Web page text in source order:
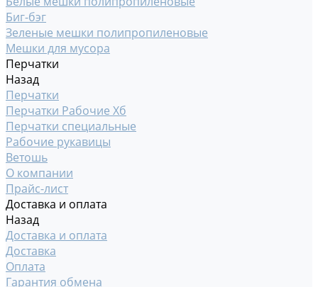
Биг-бэг
Зеленые мешки полипропиленовые
Мешки для мусора
Перчатки
Назад
Перчатки
Перчатки Рабочие Хб
Перчатки специальные
Рабочие рукавицы
Ветошь
О компании
Прайс-лист
Доставка и оплата
Назад
Доставка и оплата
Доставка
Оплата
Гарантия обмена